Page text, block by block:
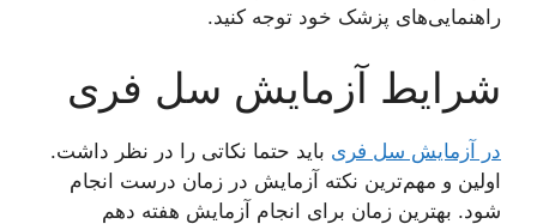
راهنمایی‌های پزشک خود توجه کنید.
شرایط آزمایش سل فری
در آزمایش سل فری باید حتما نکاتی را در نظر داشت.
اولین و مهم‌ترین نکته آزمایش در زمان درست انجام
شود. بهترین زمان برای انجام آزمایش هفته دهم